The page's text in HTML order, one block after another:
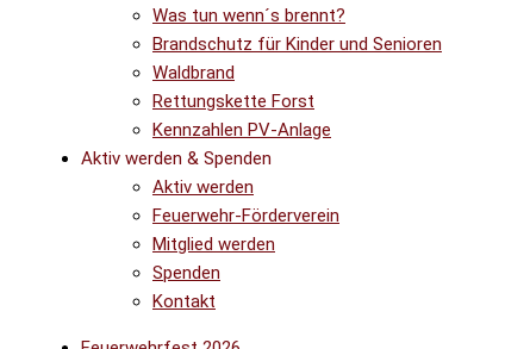
Was tun wenn´s brennt?
Brandschutz für Kinder und Senioren
Waldbrand
Rettungskette Forst
Kennzahlen PV-Anlage
Aktiv werden & Spenden
Aktiv werden
Feuerwehr-Förderverein
Mitglied werden
Spenden
Kontakt